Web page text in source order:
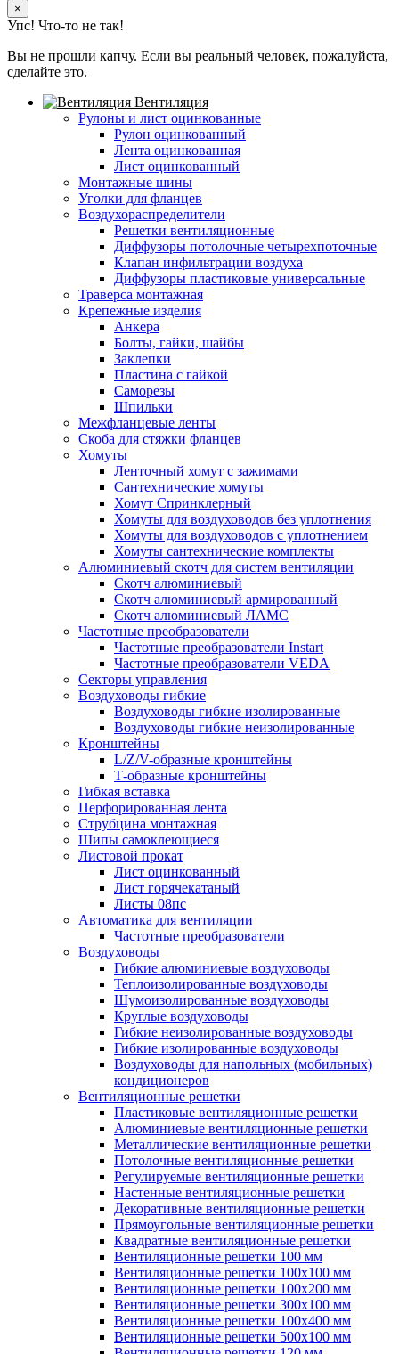
×
Упс! Что-то не так!
Вы не прошли капчу. Если вы реальный человек, пожалуйста,
сделайте это.
Вентиляция
Рулоны и лист оцинкованные
Рулон оцинкованный
Лента оцинкованная
Лист оцинкованный
Монтажные шины
Уголки для фланцев
Воздухораспределители
Решетки вентиляционные
Диффузоры потолочные четырехпоточные
Клапан инфильтрации воздуха
Диффузоры пластиковые универсальные
Траверса монтажная
Крепежные изделия
Анкера
Болты, гайки, шайбы
Заклепки
Пластина с гайкой
Саморезы
Шпильки
Межфланцевые ленты
Скоба для стяжки фланцев
Хомуты
Ленточный хомут с зажимами
Сантехнические хомуты
Хомут Спринклерный
Хомуты для воздуховодов без уплотнения
Хомуты для воздуховодов с уплотнением
Хомуты сантехнические комплекты
Алюминиевый скотч для систем вентиляции
Скотч алюминиевый
Скотч алюминиевый армированный
Скотч алюминиевый ЛАМС
Частотные преобразователи
Частотные преобразователи Instart
Частотные преобразователи VEDA
Секторы управления
Воздуховоды гибкие
Воздуховоды гибкие изолированные
Воздуховоды гибкие неизолированные
Кронштейны
L/Z/V-образные кронштейны
Т-образные кронштейны
Гибкая вставка
Перфорированная лента
Струбцина монтажная
Шипы самоклеющиеся
Листовой прокат
Лист оцинкованный
Лист горячекатаный
Листы 08пс
Автоматика для вентиляции
Частотные преобразователи
Воздуховоды
Гибкие алюминиевые воздуховоды
Теплоизолированные воздуховоды
Шумоизолированные воздуховоды
Круглые воздуховоды
Гибкие неизолированные воздуховоды
Гибкие изолированные воздуховоды
Воздуховоды для напольных (мобильных)
кондиционеров
Вентиляционные решетки
Пластиковые вентиляционные решетки
Алюминиевые вентиляционные решетки
Металлические вентиляционные решетки
Потолочные вентиляционные решетки
Регулируемые вентиляционные решетки
Настенные вентиляционные решетки
Декоративные вентиляционные решетки
Прямоугольные вентиляционные решетки
Квадратные вентиляционные решетки
Вентиляционные решетки 100 мм
Вентиляционные решетки 100х100 мм
Вентиляционные решетки 100х200 мм
Вентиляционные решетки 300х100 мм
Вентиляционные решетки 100х400 мм
Вентиляционные решетки 500х100 мм